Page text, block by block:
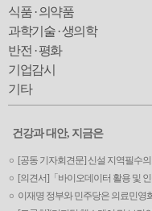
식품 · 의약품
과학기술 · 생의학
반전 · 평화
기업감시
기타
건강과 대안, 지금은
[공동 기자회견문] 신설 지역필수
[의견서]「바이오데이터 활용 및
이재명 정부와 민주당은 의료민영